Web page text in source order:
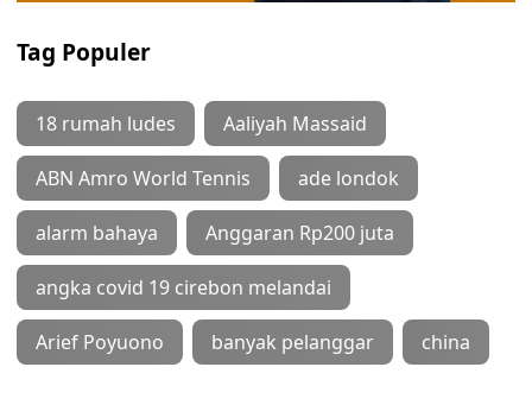
Tag Populer
18 rumah ludes Aaliyah Massaid
ABN Amro World Tennis ade londok
alarm bahaya Anggaran Rp200 juta
angka covid 19 cirebon melandai
Arief Poyuono banyak pelanggar china